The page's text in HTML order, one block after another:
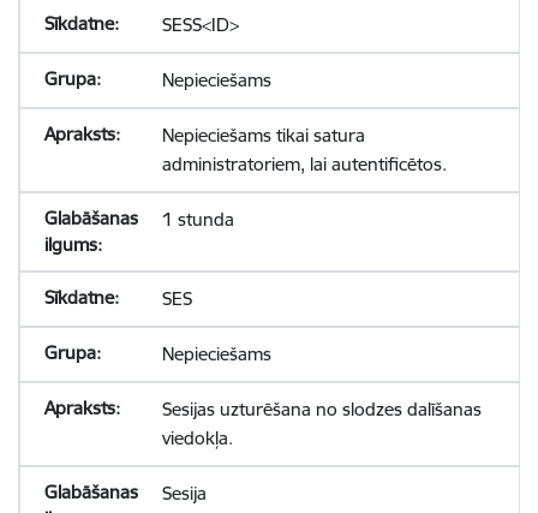
SESS<ID>
Nepieciešams
Nepieciešams tikai satura
administratoriem, lai autentificētos.
1 stunda
SES
Nepieciešams
Sesijas uzturēšana no slodzes dalīšanas
viedokļa.
Sesija